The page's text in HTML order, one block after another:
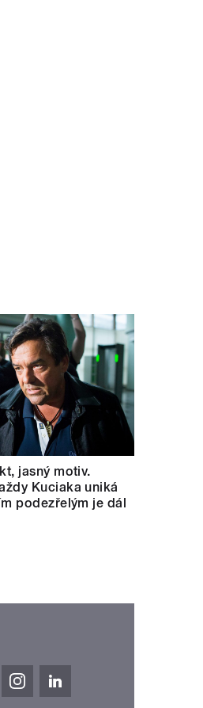
jasný motiv.
Kuciaka uniká
podezřelým je dál